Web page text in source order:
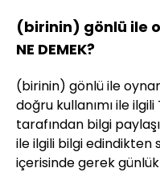
(birinin) gönlü ile
NE DEMEK?
(birinin) gönlü ile
doğru kullanımı ile
tarafından bilgi
ile ilgili bilgi
içerisinde gerek